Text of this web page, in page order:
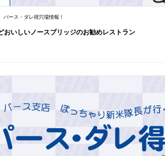
パース・ダレ得穴場情報！
おいしいノースブリッジのお勧めレストラン